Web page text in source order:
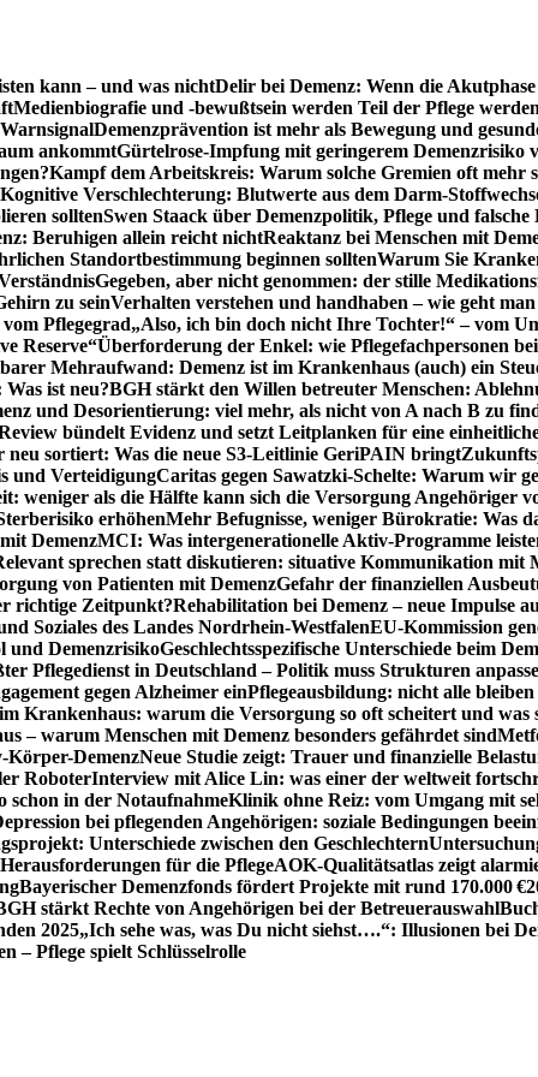
kann – und was nichtDelir bei Demenz: Wenn die
Medienbiografie und -bewußtsein werden Teil der Pflege werden
Demenzprävention ist mehr als Bewegung und
ankommtGürtelrose-Impfung mit geringerem Demenzrisiko
Kampf dem Arbeitskreis: Warum solche Gremien oft mehr
Kognitive Verschlechterung: Blutwerte aus dem Darm-
solltenSwen Staack über Demenzpolitik, Pflege und falsche
Beruhigen allein reicht nichtReaktanz bei Menschen mit
Standortbestimmung beginnen solltenWarum Sie
Gegeben, aber nicht genommen: der stille
zu seinVerhalten verstehen und handhaben – wie geht
Pflegegrad„Also, ich bin doch nicht Ihre Tochter!“ – vom
Reserve“Überforderung der Enkel: wie Pflegefachpersonen
Mehraufwand: Demenz ist im Krankenhaus (auch) ein
ist neu?BGH stärkt den Willen betreuter Menschen:
und Desorientierung: viel mehr, als nicht von A nach B zu
bündelt Evidenz und setzt Leitplanken für eine
neu sortiert: Was die neue S3-Leitlinie GeriPAIN bringt
und VerteidigungCaritas gegen Sawatzki-Schelte: Warum wir
weniger als die Hälfte kann sich die Versorgung Angehöriger
erhöhenMehr Befugnisse, weniger Bürokratie: Was
DemenzMCI: Was intergenerationelle Aktiv-Programme
sprechen statt diskutieren: situative Kommunikation mit
von Patienten mit DemenzGefahr der finanziellen
richtige Zeitpunkt?Rehabilitation bei Demenz – neue Impulse
Soziales des Landes Nordrhein-WestfalenEU-Kommission
und DemenzrisikoGeschlechtsspezifische Unterschiede beim
Pflegedienst in Deutschland – Politik muss Strukturen
gegen Alzheimer einPflegeausbildung: nicht alle bleiben
Krankenhaus: warum die Versorgung so oft scheitert und was
– warum Menschen mit Demenz besonders gefährdet sind
Körper-DemenzNeue Studie zeigt: Trauer und finanzielle
RoboterInterview mit Alice Lin: was einer der weltweit
schon in der NotaufnahmeKlinik ohne Reiz: vom Umgang mit
bei pflegenden Angehörigen: soziale Bedingungen
Unterschiede zwischen den Geschlechtern
für die PflegeAOK-Qualitätsatlas zeigt
Bayerischer Demenzfonds fördert Projekte mit rund 170.000 €
stärkt Rechte von Angehörigen bei der Betreuerauswahl
2025„Ich sehe was, was Du nicht siehst….“: Illusionen bei
– Pflege spielt Schlüsselrolle